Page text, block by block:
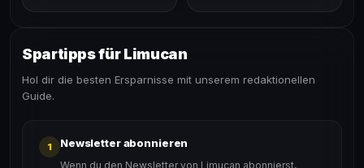
Spartipps für Limucan
Hol dir die besten Ersparnisse mit unserem redaktionellen
Guide.
1 Newsletter abonnieren
Wenn du den Newsletter von Limucan abonnierst,